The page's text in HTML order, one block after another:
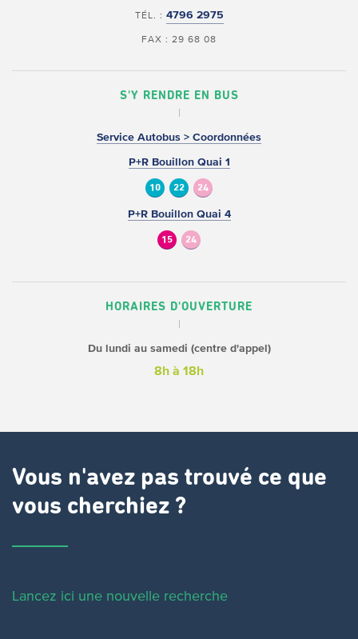
TÉL. : 4796 2975
FAX : 29 68 08
S'Y RENDRE EN BUS
Service Autobus > Coordonnées
P+R Bouillon Quai 1
10 22 24
P+R Bouillon Quai 4
15 24
HORAIRES D'OUVERTURE
Du lundi au samedi (centre d'appel)
8h à 18h
Vous n'avez pas trouvé ce que
vous cherchiez ?
Lancez ici une nouvelle recherche